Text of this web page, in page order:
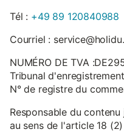
Tél : +49 89 120840988
Courriel :
NUMÉRO DE TVA
Tribunal
N° de registre du
Responsable du
au sens de l'article 18